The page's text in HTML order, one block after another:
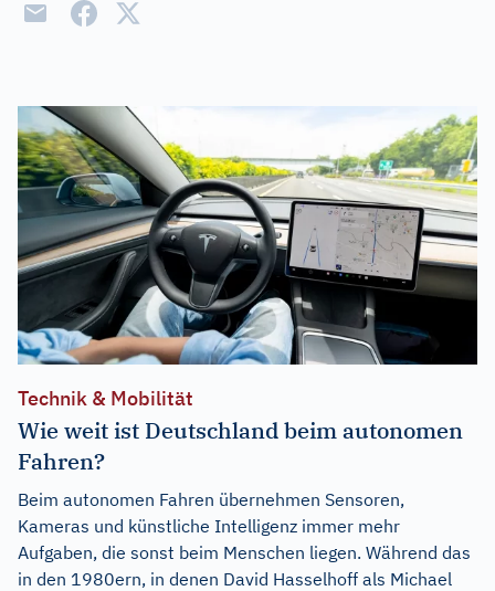
Technik & Mobilität
Wie weit ist Deutschland beim autonomen
Fahren?
Beim autonomen Fahren übernehmen Sensoren,
Kameras und künstliche Intelligenz immer mehr
Aufgaben, die sonst beim Menschen liegen. Während das
in den 1980ern, in denen David Hasselhoff als Michael